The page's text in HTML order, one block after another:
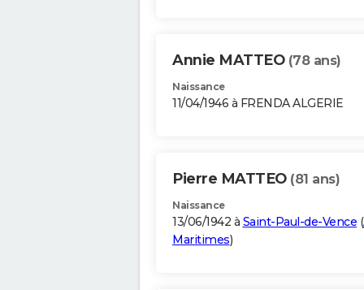
Annie MATTEO (78 ans)
Naissance
11/04/1946 à FRENDA ALGERIE
Pierre MATTEO (81 ans)
Naissance
13/06/1942 à Saint-Paul-de-Vence (
Maritimes)